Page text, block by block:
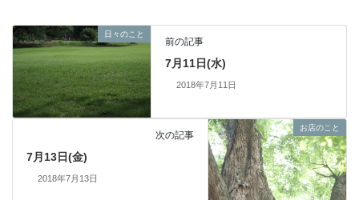
日々のこと
前の記事
7月11日(水)
2018年7月11日
お店のこと
次の記事
7月13日(金)
2018年7月13日